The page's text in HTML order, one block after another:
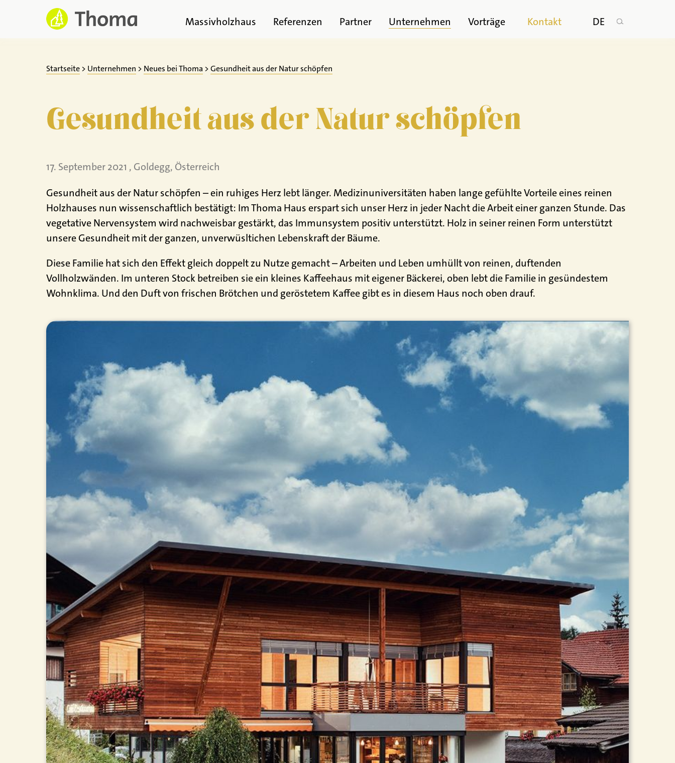
Massivholzhaus Referenzen Partner Unternehmen Vorträge Kontakt DE
Startseite > Unternehmen > Neues bei Thoma >Gesundheit aus der Natur schöpfen
Gesundheit aus der Natur schöpfen
17. September 2021 , Goldegg, Österreich
Gesundheit aus der Natur schöpfen – ein ruhiges Herz lebt länger. Medizinuniversitäten haben lange gefühlte Vorteile eines reinen
Holzhauses nun wissenschaftlich bestätigt: Im Thoma Haus erspart sich unser Herz in jeder Nacht die Arbeit einer ganzen Stunde. Das
vegetative Nervensystem wird nachweisbar gestärkt, das Immunsystem positiv unterstützt. Holz in seiner reinen Form unterstützt
unsere Gesundheit mit der ganzen, unverwüsltichen Lebenskraft der Bäume.
Diese Familie hat sich den Effekt gleich doppelt zu Nutze gemacht – Arbeiten und Leben umhüllt von reinen, duftenden
Vollholzwänden. Im unteren Stock betreiben sie ein kleines Kaffeehaus mit eigener Bäckerei, oben lebt die Familie in gesündestem
Wohnklima. Und den Duft von frischen Brötchen und geröstetem Kaffee gibt es in diesem Haus noch oben drauf.